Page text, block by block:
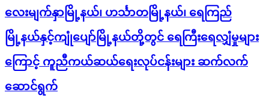
လေးမျက်နှာမြို့နယ်၊ ဟင်္သာတမြို့နယ်၊ ရေကြည်
မြို့နယ်နှင့်ကျုံပျော်မြို့နယ်တို့တွင် ရေကြီးရေလျှံမှုများ
ကြောင့် ကူညီကယ်ဆယ်ရေးလုပ်ငန်းများ ဆက်လက်
ဆောင်ရွက်